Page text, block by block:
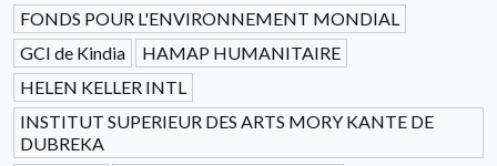
FONDS POUR L'ENVIRONNEMENT MONDIAL
GCI de Kindia
HAMAP HUMANITAIRE
HELEN KELLER INTL
INSTITUT SUPERIEUR DES ARTS MORY KANTE DE
DUBREKA